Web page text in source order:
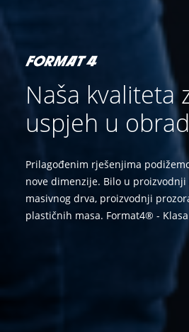
Naša kvaliteta
uspjeh u
Prilagođenim rješenjima
nove dimenzije. Bilo u
masivnog drva, proizvodnji
plastičnih masa. Format4® -